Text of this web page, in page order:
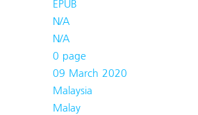
EPUB
N/A
N/A
0 page
09 March 2020
Malaysia
Malay